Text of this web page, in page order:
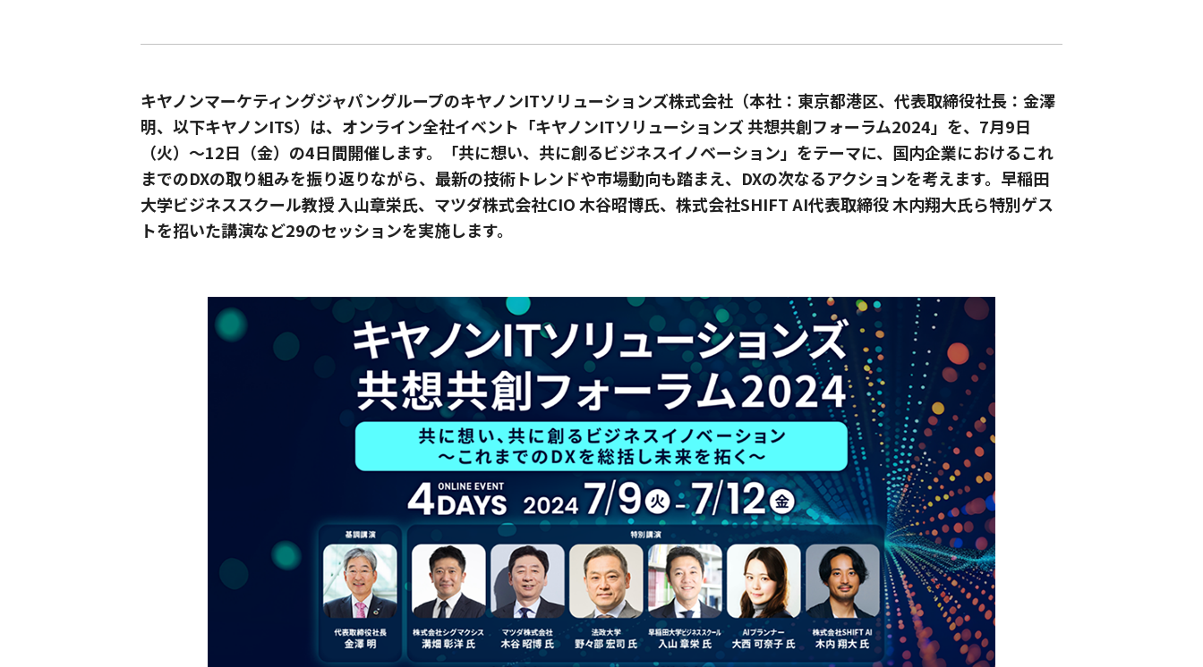
キヤノンマーケティングジャパングループのキヤノンITソリューションズ株式会社（本社：東京都港区、代表取締役社長：金澤
明、以下キヤノンITS）は、オンライン全社イベント「キヤノンITソリューションズ 共想共創フォーラム2024」を、7月9日
（火）～12日（金）の4日間開催します。「共に想い、共に創るビジネスイノベーション」をテーマに、国内企業におけるこれ
までのDXの取り組みを振り返りながら、最新の技術トレンドや市場動向も踏まえ、DXの次なるアクションを考えます。早稲田
大学ビジネススクール教授 入山章栄氏、マツダ株式会社CIO 木谷昭博氏、株式会社SHIFT AI代表取締役 木内翔大氏ら特別ゲス
トを招いた講演など29のセッションを実施します。